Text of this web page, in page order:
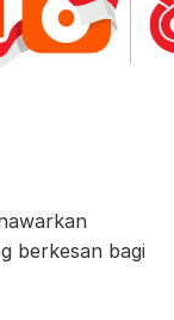
berkesan bagi